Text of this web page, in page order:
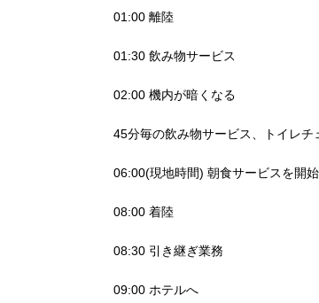
01:00 離陸
01:30 飲み物サービス
02:00 機内が暗くなる
45分毎の飲み物サービス、トイレ
06:00(現地時間) 朝食サービスを開始
08:00 着陸
08:30 引き継ぎ業務
09:00 ホテルへ